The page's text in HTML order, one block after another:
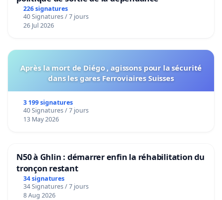
226 signatures
40 Signatures / 7 jours
26 Jul 2026
Après la mort de Diégo , agissons pour la sécurité
dans les gares Ferroviaires Suisses
3 199 signatures
40 Signatures / 7 jours
13 May 2026
N50 à Ghlin : démarrer enfin la réhabilitation du
tronçon restant
34 signatures
34 Signatures / 7 jours
8 Aug 2026